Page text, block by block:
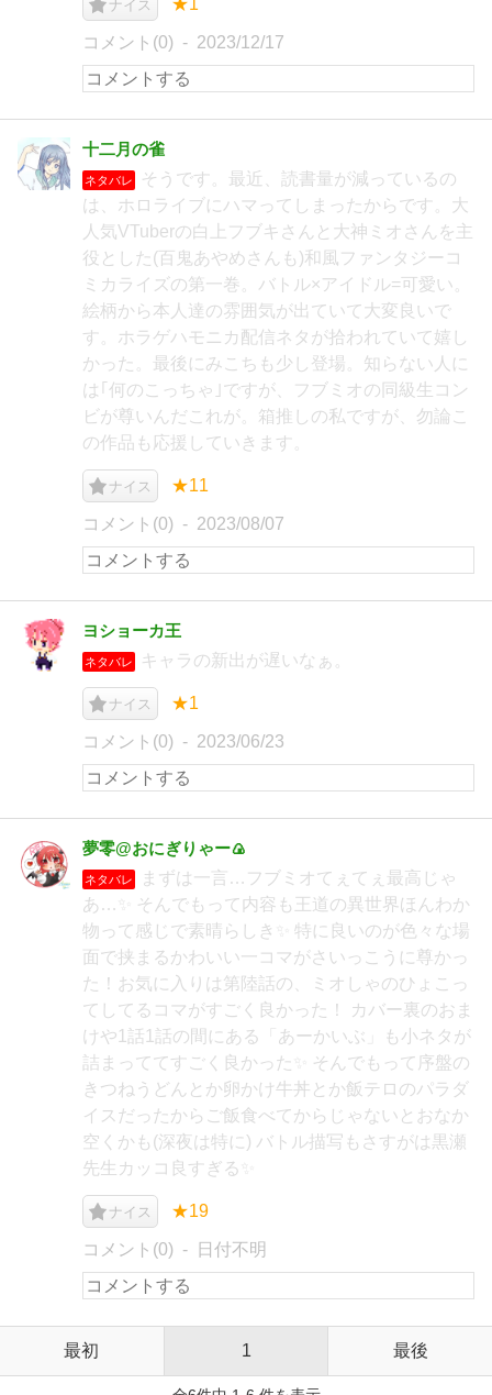
ナイス ★1
コメント(0) 2023/12/17
十二月の雀
ネタバレ
そうです。最近、読書量が減っているの
は、ホロライブにハマってしまったからです。大
人気VTuberの白上フブキさんと大神ミオさんを主
役とした(百鬼あやめさんも)和風ファンタジーコ
ミカライズの第一巻。バトル×アイドル=可愛い。
絵柄から本人達の雰囲気が出ていて大変良いで
す。ホラゲハモニカ配信ネタが拾われていて嬉し
かった。最後にみこちも少し登場。知らない人に
は｢何のこっちゃ｣ですが、フブミオの同級生コン
ビが尊いんだこれが。箱推しの私ですが、勿論こ
の作品も応援していきます。
ナイス ★11
コメント(0) 2023/08/07
ヨショーカ王
ネタバレ キャラの新出が遅いなぁ。
ナイス ★1
コメント(0) 2023/06/23
夢零@おにぎりゃー🍙
ネタバレ
まずは一言…フブミオてぇてぇ最高じゃ
あ…✨ そんでもって内容も王道の異世界ほんわか
物って感じで素晴らしき✨ 特に良いのが色々な場
面で挟まるかわいい一コマがさいっこうに尊かっ
た！お気に入りは第陸話の、ミオしゃのひょこっ
てしてるコマがすごく良かった！ カバー裏のおま
けや1話1話の間にある「あーかいぶ」も小ネタが
詰まっててすごく良かった✨ そんでもって序盤の
きつねうどんとか卵かけ牛丼とか飯テロのパラダ
イスだったからご飯食べてからじゃないとおなか
空くかも(深夜は特に) バトル描写もさすがは黒瀬
先生カッコ良すぎる✨
ナイス ★19
コメント(0) 日付不明
最初 1 最後